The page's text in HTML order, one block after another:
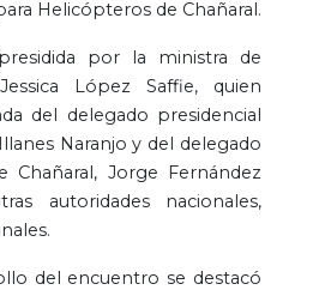
Helicópteros de Chañaral.
por la ministra de
López Saffie, quien
del delegado presidencial
Naranjo y del delegado
Chañaral, Jorge Fernández
autoridades nacionales,
del encuentro se destacó